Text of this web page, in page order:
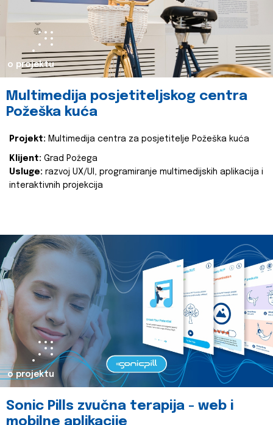
o projektu
Multimedija posjetiteljskog centra
Požeška kuća
Projekt: Multimedija centra za posjetitelje Požeška kuća
Klijent: Grad Požega
Usluge: razvoj UX/UI, programiranje multimedijskih aplikacija i
interaktivnih projekcija
o projektu
Sonic Pills zvučna terapija - web i
mobilne aplikacije